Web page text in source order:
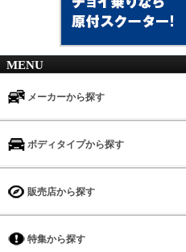
MENU
メーカーから探す
ボディタイプから探す
販売店から探す
特集から探す